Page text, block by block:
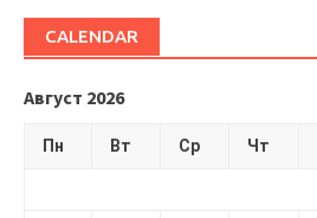
CALENDAR
Август 2026
Пн Вт Ср Чт